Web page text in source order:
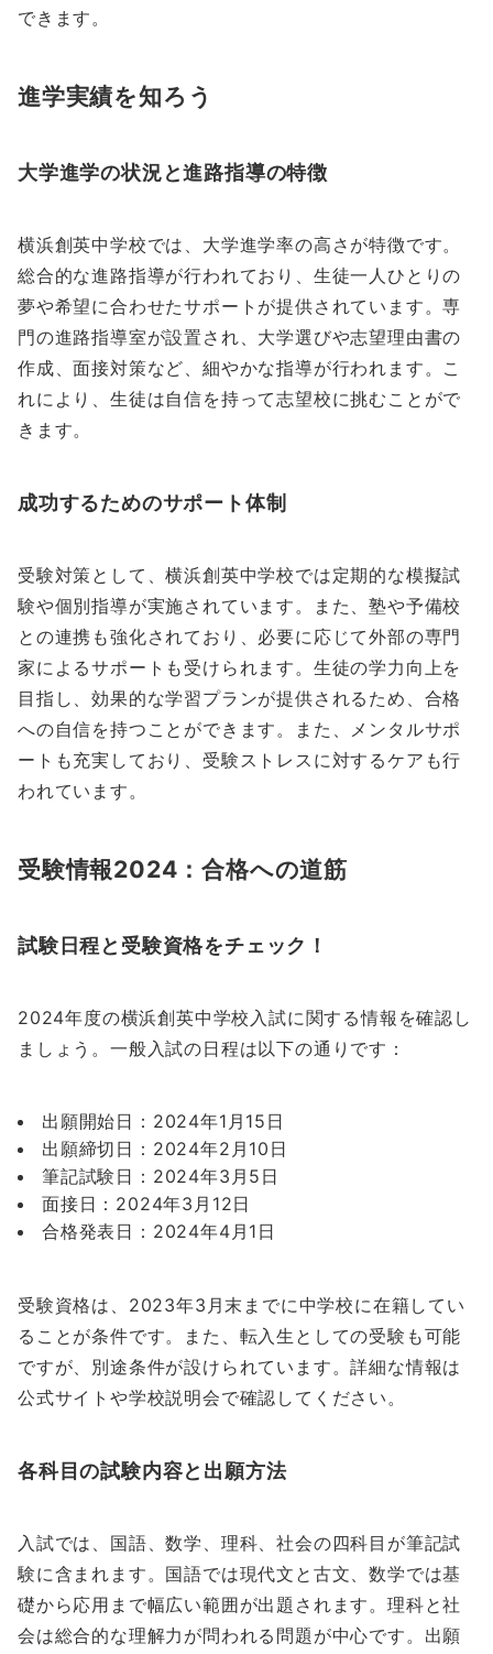
できます。
進学実績を知ろう
大学進学の状況と進路指導の特徴
横浜創英中学校では、大学進学率の高さが特徴です。
総合的な進路指導が行われており、生徒一人ひとりの
夢や希望に合わせたサポートが提供されています。専
門の進路指導室が設置され、大学選びや志望理由書の
作成、面接対策など、細やかな指導が行われます。こ
れにより、生徒は自信を持って志望校に挑むことがで
きます。
成功するためのサポート体制
受験対策として、横浜創英中学校では定期的な模擬試
験や個別指導が実施されています。また、塾や予備校
との連携も強化されており、必要に応じて外部の専門
家によるサポートも受けられます。生徒の学力向上を
目指し、効果的な学習プランが提供されるため、合格
への自信を持つことができます。また、メンタルサポ
ートも充実しており、受験ストレスに対するケアも行
われています。
受験情報2024：合格への道筋
試験日程と受験資格をチェック！
2024年度の横浜創英中学校入試に関する情報を確認し
ましょう。一般入試の日程は以下の通りです：
出願開始日：2024年1月15日
出願締切日：2024年2月10日
筆記試験日：2024年3月5日
面接日：2024年3月12日
合格発表日：2024年4月1日
受験資格は、2023年3月末までに中学校に在籍してい
ることが条件です。また、転入生としての受験も可能
ですが、別途条件が設けられています。詳細な情報は
公式サイトや学校説明会で確認してください。
各科目の試験内容と出願方法
入試では、国語、数学、理科、社会の四科目が筆記試
験に含まれます。国語では現代文と古文、数学では基
礎から応用まで幅広い範囲が出題されます。理科と社
会は総合的な理解力が問われる問題が中心です。出願